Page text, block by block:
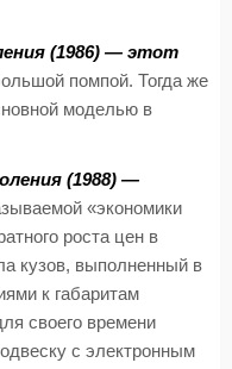
(1986) — этот
помпой. Тогда же
моделью в
(1988) —
«экономики
роста цен в
кузов, выполненный в
к габаритам
своего времени
с электронным